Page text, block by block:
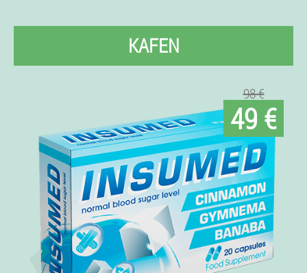
KAFEN
98 €
49 €